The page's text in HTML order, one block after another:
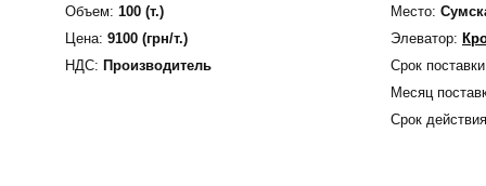
Объем: 100 (т.)
Цена: 9100 (грн/т.)
НДС: Производитель
Место:
Элеватор:
Срок
Месяц
Срок